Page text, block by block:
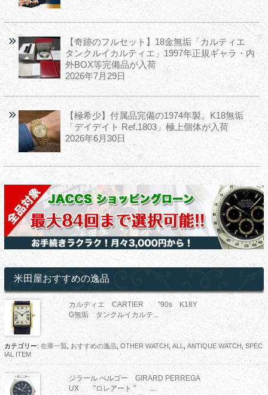
【奇跡のフルセット】18金無垢「カルティエ
タンクルイカルティエ」1997年正規ギャラ・内
外BOX等完備品が入荷
2026年7月29日
【極希少】付属品完備の1974年製。K18無垢
「デイデイト Ref.1803」極上個体が入荷
2026年6月30日
米田屋おすすめの逸品
カルティエ CARTIER ”90s K18Y
G無垢 タンクルイカルテ...
カテゴリー: 在庫一覧 おすすめの逸品, OTHER WATCH ALL ANTIQUE WATCH
SPEC
IAL ITEM
ジラール ぺルゴー GIRARD PERREGA
UX ”ロレアート ” ...